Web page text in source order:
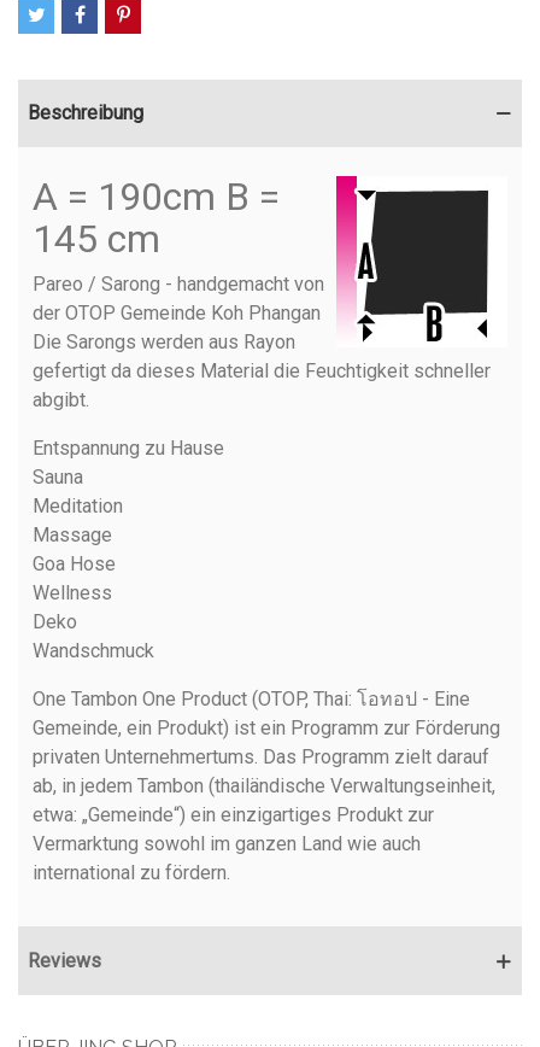
Beschreibung
A = 190cm B =
145 cm
Pareo / Sarong - handgemacht von
der OTOP Gemeinde Koh Phangan
Die Sarongs werden aus Rayon
gefertigt da dieses Material die Feuchtigkeit schneller
abgibt.
Entspannung zu Hause
Sauna
Meditation
Massage
Goa Hose
Wellness
Deko
Wandschmuck
One Tambon One Product (OTOP, Thai: โอทอป - Eine
Gemeinde, ein Produkt) ist ein Programm zur Förderung
privaten Unternehmertums. Das Programm zielt darauf
ab, in jedem Tambon (thailändische Verwaltungseinheit,
etwa: „Gemeinde“) ein einzigartiges Produkt zur
Vermarktung sowohl im ganzen Land wie auch
international zu fördern.
Reviews